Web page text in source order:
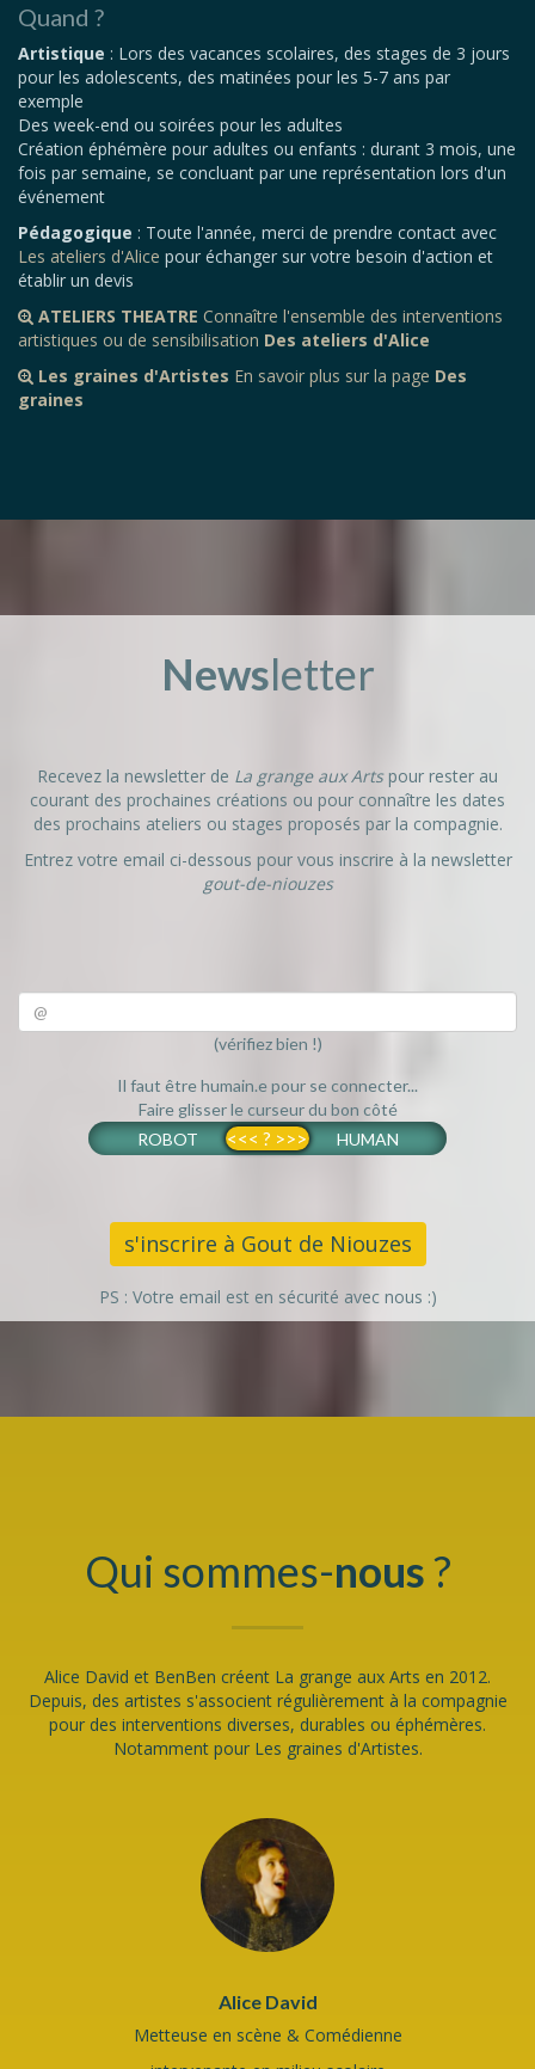
Quand ?
Artistique : Lors des vacances scolaires, des stages de 3 jours
pour les adolescents, des matinées pour les 5-7 ans par
exemple
Des week-end ou soirées pour les adultes
Création éphémère pour adultes ou enfants : durant 3 mois, une
fois par semaine, se concluant par une représentation lors d'un
événement
Pédagogique : Toute l'année, merci de prendre contact avec
Les ateliers d'Alice pour échanger sur votre besoin d'action et
établir un devis
ATELIERS THEATRE Connaître l'ensemble des interventions
artistiques ou de sensibilisation Des ateliers d'Alice
Les graines d'Artistes En savoir plus sur la page Des
graines
Newsletter
Recevez la newsletter de La grange aux Artspour rester au
courant des prochaines créations ou pour connaître les dates
des prochains ateliers ou stages proposés par la compagnie.
Entrez votre email ci-dessous pour vous inscrire à la newsletter
gout-de-niouzes
(vérifiez bien !)
Il faut être humain.e pour se connecter...
Faire glisser le curseur du bon côté
ROBOT
<<< ? >>> HUMAN
s'inscrire à Gout de Niouzes
PS : Votre email est en sécurité avec nous :)
Qui sommes-nous?
Alice David et BenBen créent La grange aux Arts en 2012.
Depuis, des artistes s'associent régulièrement à la compagnie
pour des interventions diverses, durables ou éphémères.
Notamment pour Les graines d'Artistes.
Alice David
Metteuse en scène & Comédienne